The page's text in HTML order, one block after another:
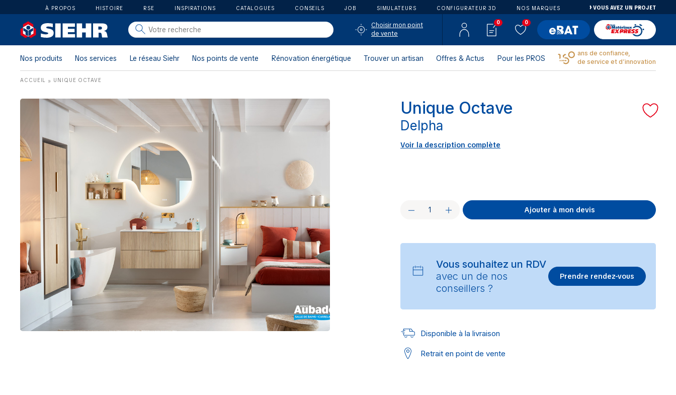
À PROPOS HISTOIRE RSE INSPIRATIONS CATALOGUES CONSEILS JOB SIMULATEURS CONFIGURATEUR 3D NOS MARQUES VOUS AVEZ UN PROJET
carrelage
outillage
matériaux
aménagement
Choisir mon point
de vente
0 0
Nos produits Nos services Le réseau Siehr Nos points de vente Rénovation énergétique Trouver un artisan Offres & Actus Pour les PROS
ans de confiance,
de service et d’innovation
ACCUEIL » UNIQUE OCTAVE
Unique Octave
Delpha
Voir la description complète
Ajouter à mon devis
Vous souhaitez un RDV
avec un de nos
conseillers ?
Prendre rendez-vous
Disponible à la livraison
Retrait en point de vente